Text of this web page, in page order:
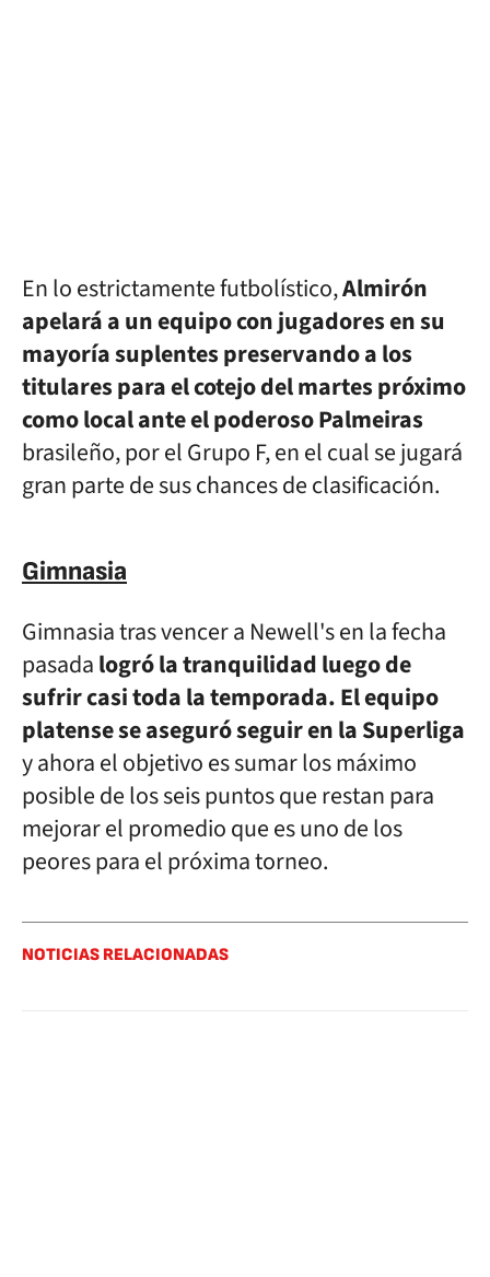
En lo estrictamente futbolístico,Almirón
apelará a un equipo con jugadores en su
mayoría suplentes preservando a los
titulares para el cotejo del martes próximo
como local ante el poderoso Palmeiras
brasileño, por el Grupo F, en el cual se jugará
gran parte de sus chances de clasificación.
Gimnasia
Gimnasia tras vencer a Newell's en la fecha
pasadalogró la tranquilidad luego de
sufrir casi toda la temporada.El equipo
platense se aseguró seguir en la Superliga
y ahora el objetivo es sumar los máximo
posible de los seis puntos que restan para
mejorar el promedio que es uno de los
peores para el próxima torneo.
NOTICIAS RELACIONADAS